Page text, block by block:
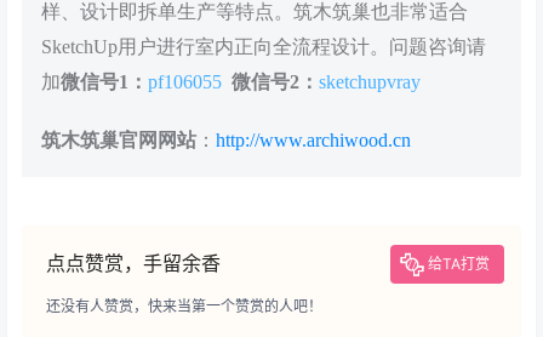
样、设计即拆单生产等特点。筑木筑巢也非常适合
SketchUp用户进行室内正向全流程设计。问题咨询请
加微信号1： pf106055 微信号2： sketchupvray
筑木筑巢官网网站 ： http://www.archiwood.cn
点点赞赏，手留余香 给TA打赏
还没有人赞赏，快来当第一个赞赏的人吧！